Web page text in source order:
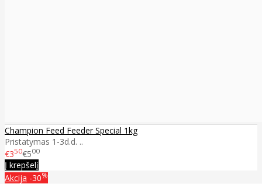
Champion Feed Feeder Special 1kg
Pristatymas 1-3d.d. ..
€350€500
Į krepšelį
Akcija -30%